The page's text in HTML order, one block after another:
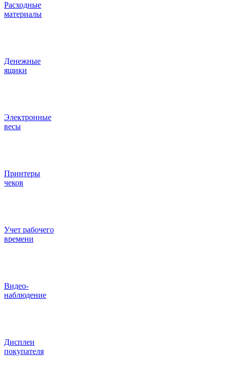
Расходные
материалы
Денежные
ящики
Электронные
весы
Принтеры
чеков
Учет рабочего
времени
Видео‑
наблюдение
Дисплеи
покупателя